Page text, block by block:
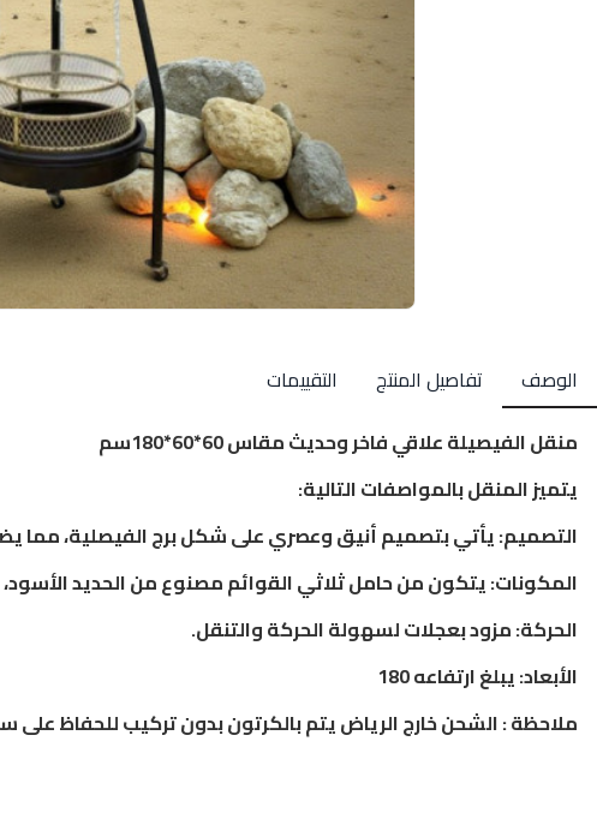
الوصف تفاصيل المنتج
التقييمات
منقل الفيصيلة علاقي فاخر وحديث مقاس 60*60*180سم
يتميز المنقل بالمواصفات التالية:
التصميم: يأتي بتصميم أنيق وعصري على شكل برج الفيصلية، مما
المكونات: يتكون من حامل ثلاثي القوائم مصنوع من الحديد
الحركة: مزود بعجلات لسهولة الحركة والتنقل.
الأبعاد: يبلغ ارتفاعه 180
ملاحظة : الشحن خارج الرياض يتم بالكرتون بدون تركيب للحفاظ على